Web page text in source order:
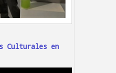
Culturales en